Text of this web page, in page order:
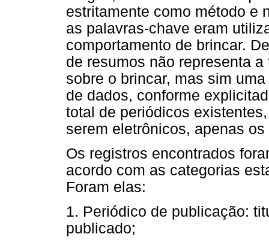
estritamente como método e
as palavras-chave eram
comportamento de brincar.
de resumos não representa
sobre o brincar, mas sim
de dados, conforme
total de periódicos
serem eletrônicos, apenas
Os registros encontrados
acordo com as categorias
Foram elas:
1. Periódico de publicação:
publicado;